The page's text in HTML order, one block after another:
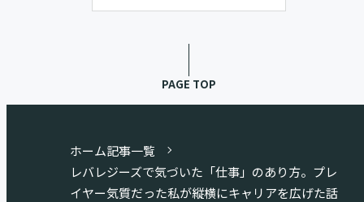
PAGE TOP
ホーム記事一覧
レバレジーズで気づいた「仕事」のあり方。プレ
イヤー気質だった私が縦横にキャリアを広げた話